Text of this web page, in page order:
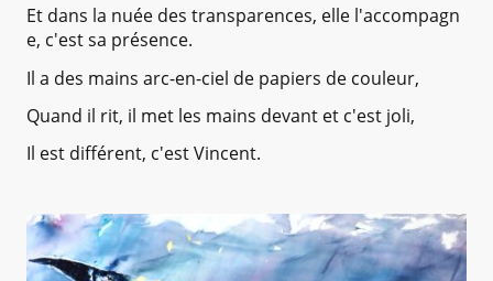
Et dans la nuée des transparences, elle l'accompagn
e, c'est sa présence.
Il a des mains arc-en-ciel de papiers de couleur,
Quand il rit, il met les mains devant et c'est joli,
Il est différent, c'est Vincent.